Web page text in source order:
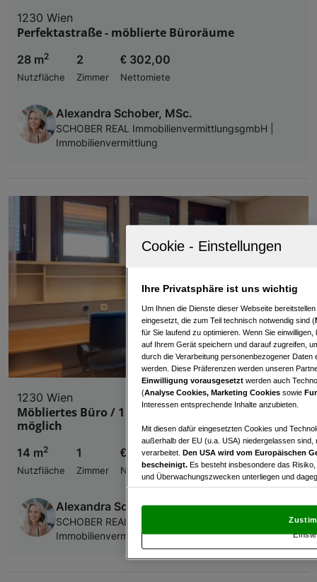
1230 Wien
Perfektastraße - möblierte Büroräume
28 m2
Nutzfläche
2
Zimmer
€ 302,00
Nettomiete
Alexandra Schober, MSc.
SCHOBER REAL ImmobilienvermittlungsgmbH |
Immobilienvermittlung
1230 Wien
Möbliertes Büro / 1 Zimmer / PKW-Stellplatz
möglich
14 m2
Nutzfläche
1
Zimmer
€ 151,00
Nettomiete
Alexandra Schober, MSc.
SCHOBER REAL ImmobilienvermittlungsgmbH |
Immobilienvermittlung
Ihre Privatsphäre ist uns wichtig
Um Ihnen die Dienste dieser Webseite
eingesetzt, die zum Teil technisch notwendig sind (
für Sie laufend zu optimieren. Wenn Sie
auf Ihrem Gerät speichern und darauf zugreifen,
durch die Verarbeitung personenbezogener
werden. Diese Präferenzen werden unseren
Einwilligung vorausgesetzt werden auch
(Analyse Cookies, Marketing Cookies sowie
Interessen entsprechende Inhalte anzubieten.
Mit diesen dafür eingesetzten Cookies und
außerhalb der EU (u.a. USA) niedergelassen
verarbeitet. Den USA wird vom Europäischen
bescheinigt. Es besteht insbesondere das
und Überwachungszwecken unterliegen und
und Widerspruch gegen die Verarbeitung auf der
„Cookie Einstellungen“, die sich auf jeder Seite